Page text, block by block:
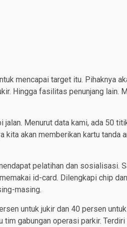
mencapai target itu. Pihaknya
Hingga fasilitas penunjang lain.
Menurut data kami, ada 50
kita akan memberikan kartu tanda
pelatihan dan sosialisasi.
id-card. Dilengkapi chip
masing.
untuk jukir dan 40 persen
gabungan operasi parkir.